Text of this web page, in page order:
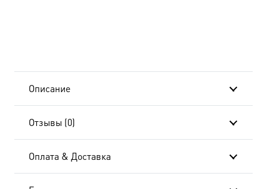
Описание
Отзывы (0)
Оплата & Доставка